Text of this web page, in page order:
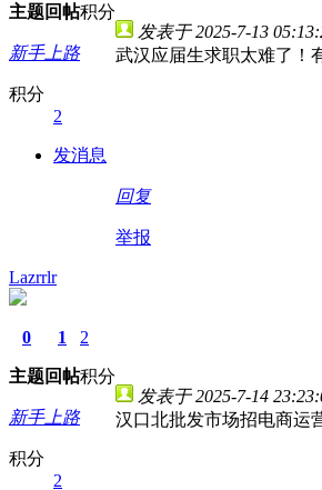
主题回帖积分
新手上路
积分
2
发消息
发表于 2025-7-13
武汉应届生求职太难了！
回复
举报
Lazrrlr
0
主题
1
回帖
2
积分
新手上路
积分
2
发表于 2025-7-14
汉口北批发市场招电商运